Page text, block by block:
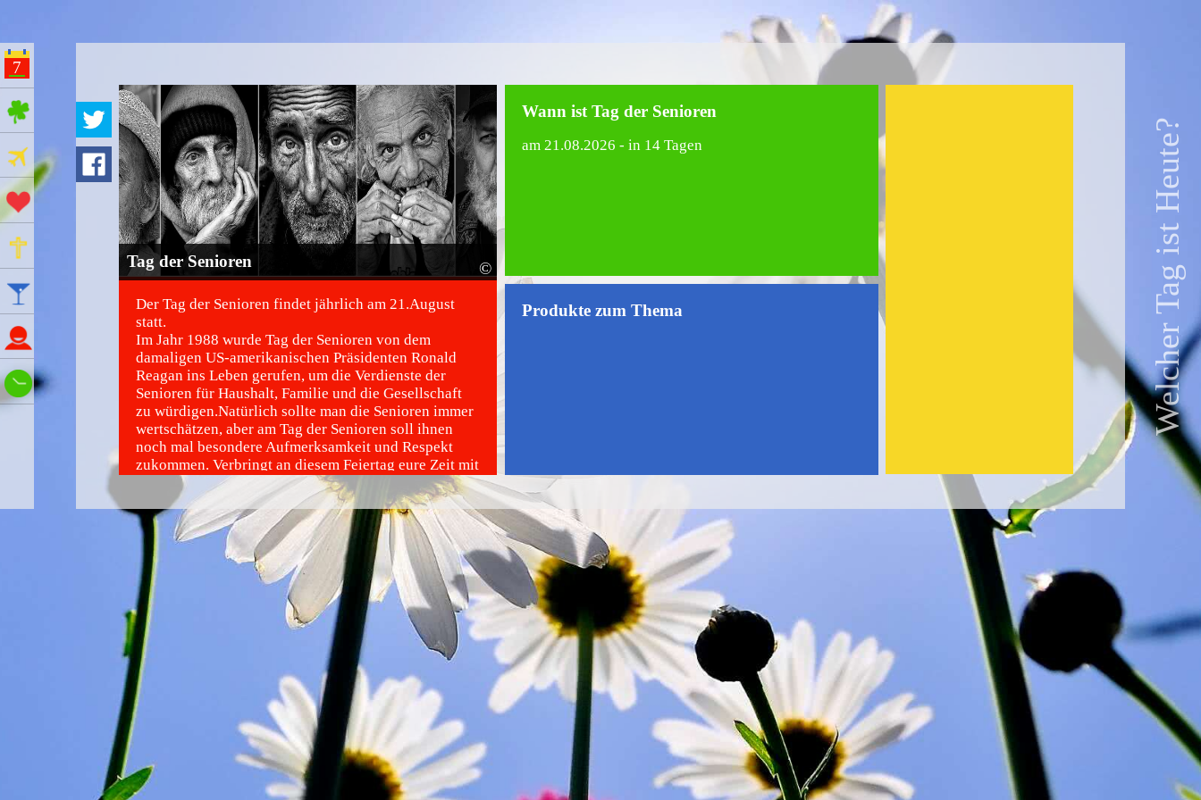
Welcher Tag ist Heute?
7
ges Feiertage
Ferien
Aktionstage
Gedenktage
Namenstage
Wie spät ist es?
Tag der Senioren ©
Der Tag der Senioren findet jährlich am 21.August
statt.
Im Jahr 1988 wurde Tag der Senioren von dem
damaligen US-amerikanischen Präsidenten Ronald
Reagan ins Leben gerufen, um die Verdienste der
Senioren für Haushalt, Familie und die Gesellschaft
zu würdigen.Natürlich sollte man die Senioren immer
wertschätzen, aber am Tag der Senioren soll ihnen
noch mal besondere Aufmerksamkeit und Respekt
zukommen. Verbringt an diesem Feiertag eure Zeit mit
den Senioren, evtl. könnt ihr ja freiwillig in der
lokalen Altenpflege aushelfen um so eurer
Wertschätzung Ausdruck zu verleihen.
Wann ist Tag der Senioren
am21.08.2026 - in 14 Tagen
Produkte zum Thema